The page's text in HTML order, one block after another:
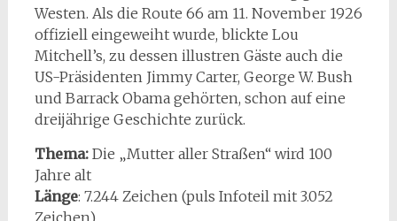
Westen. Als die Route 66 am 11. November 1926
offiziell eingeweiht wurde, blickte Lou
Mitchell’s, zu dessen illustren Gäste auch die
US-Präsidenten Jimmy Carter, George W. Bush
und Barrack Obama gehörten, schon auf eine
dreijährige Geschichte zurück.
Thema: Die „Mutter aller Straßen“ wird 100
Jahre alt
Länge: 7.244 Zeichen (puls Infoteil mit 3.052
Zeichen)